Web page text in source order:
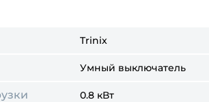
Trinix
Умный выключатель
0.8 кВт